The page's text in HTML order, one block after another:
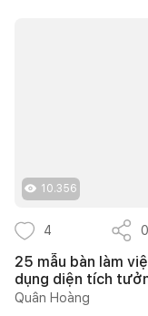
10.356
4 0
25 mẫu bàn làm
dụng diện tích
Quân Hoàng